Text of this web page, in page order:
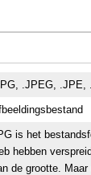
.JPEG, .JPE,
is het
hebben
de grootte.